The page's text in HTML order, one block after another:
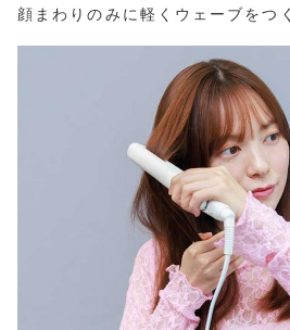
顔まわりのみに軽くウェーブをつ